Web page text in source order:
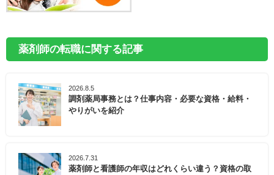
薬剤師の転職に関する記事
2026.8.5
調剤薬局事務とは？仕事内容・必要な資格・給料・
やりがいを紹介
2026.7.31
薬剤師と看護師の年収はどれくらい違う？資格の取